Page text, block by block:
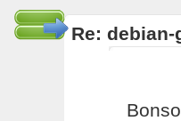
Re: